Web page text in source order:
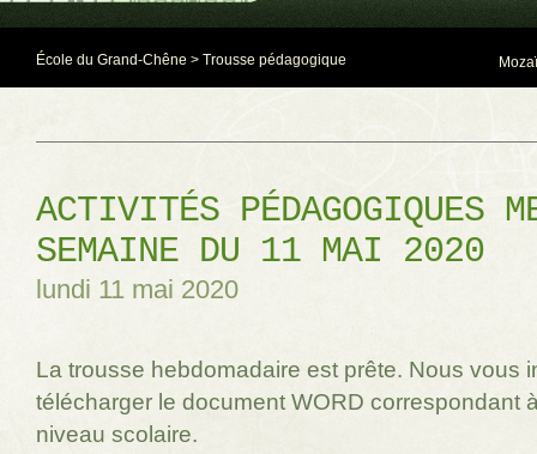
École du Grand-Chêne > Trousse pédagogique
ACTIVITÉS PÉDAGOGIQUES
SEMAINE DU 11 MAI 2020
lundi 11 mai 2020
La trousse hebdomadaire est prête. Nous vous
télécharger le document WORD correspondant
niveau scolaire.